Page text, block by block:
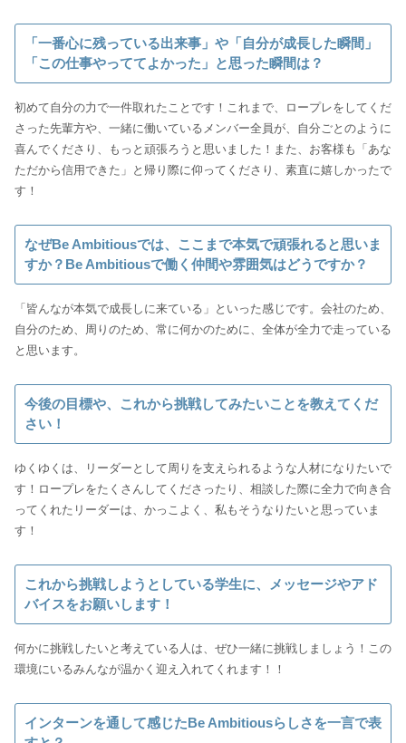
「一番心に残っている出来事」や「自分が成長した瞬間」
「この仕事やっててよかった」と思った瞬間は？
初めて自分の力で一件取れたことです！これまで、ロープレをしてくだ
さった先輩方や、一緒に働いているメンバー全員が、自分ごとのように
喜んでくださり、もっと頑張ろうと思いました！また、お客様も「あな
ただから信用できた」と帰り際に仰ってくださり、素直に嬉しかったで
す！
なぜBe Ambitiousでは、ここまで本気で頑張れると思いま
すか？Be Ambitiousで働く仲間や雰囲気はどうですか？
「皆んなが本気で成長しに来ている」といった感じです。会社のため、
自分のため、周りのため、常に何かのために、全体が全力で走っている
と思います。
今後の目標や、これから挑戦してみたいことを教えてくだ
さい！
ゆくゆくは、リーダーとして周りを支えられるような人材になりたいで
す！ロープレをたくさんしてくださったり、相談した際に全力で向き合
ってくれたリーダーは、かっこよく、私もそうなりたいと思っていま
す！
これから挑戦しようとしている学生に、メッセージやアド
バイスをお願いします！
何かに挑戦したいと考えている人は、ぜひ一緒に挑戦しましょう！この
環境にいるみんなが温かく迎え入れてくれます！！
インターンを通して感じたBe Ambitiousらしさを一言で表